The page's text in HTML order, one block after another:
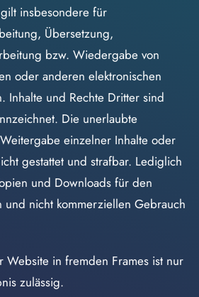
insbesondere für
Übersetzung,
bzw. Wiedergabe von
oder anderen elektronischen
Inhalte und Rechte Dritter sind
Die unerlaubte
einzelner Inhalte oder
gestattet und strafbar. Lediglich
und Downloads für den
und nicht kommerziellen Gebrauch
Website in fremden Frames ist nur
zulässig.